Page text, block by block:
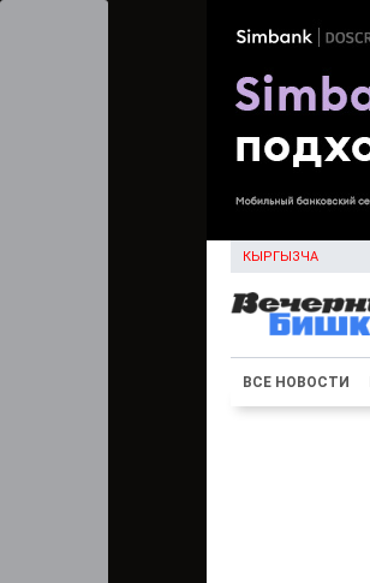
КЫРГЫЗЧА
ВСЕ НОВОСТИ